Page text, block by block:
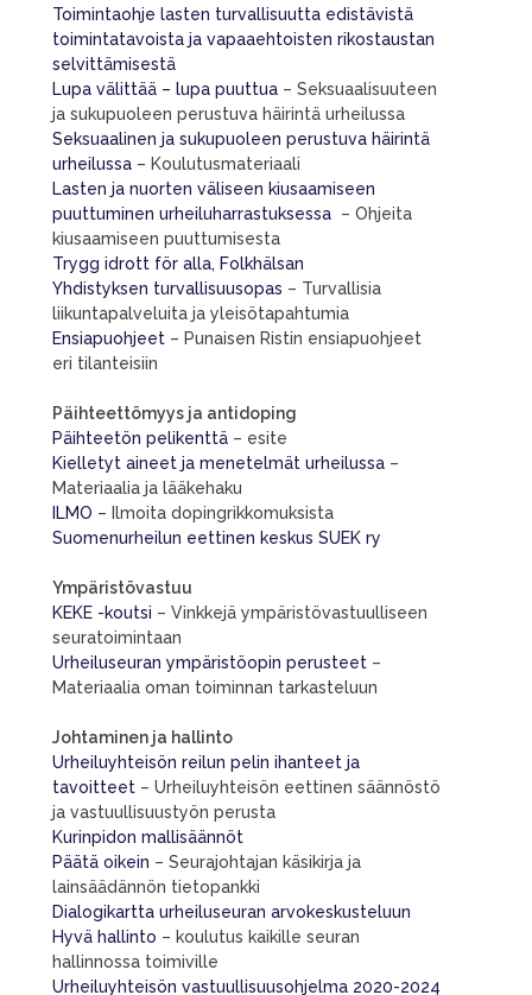
Toimintaohje lasten turvallisuutta edistävistä
toimintatavoista ja vapaaehtoisten rikostaustan
selvittämisestä
Lupa välittää – lupa puuttua – Seksuaalisuuteen
ja sukupuoleen perustuva häirintä urheilussa
Seksuaalinen ja sukupuoleen perustuva häirintä
urheilussa – Koulutusmateriaali
Lasten ja nuorten väliseen kiusaamiseen
puuttuminen urheiluharrastuksessa – Ohjeita
kiusaamiseen puuttumisesta
Trygg idrott för alla, Folkhälsan
Yhdistyksen turvallisuusopas – Turvallisia
liikuntapalveluita ja yleisötapahtumia
Ensiapuohjeet – Punaisen Ristin ensiapuohjeet
eri tilanteisiin
Päihteettömyys ja antidoping
Päihteetön pelikenttä – esite
Kielletyt aineet ja menetelmät urheilussa –
Materiaalia ja lääkehaku
ILMO – Ilmoita dopingrikkomuksista
Suomenurheilun eettinen keskus SUEK ry
Ympäristövastuu
KEKE -koutsi – Vinkkejä ympäristövastuulliseen
seuratoimintaan
Urheiluseuran ympäristöopin perusteet –
Materiaalia oman toiminnan tarkasteluun
Johtaminen ja hallinto
Urheiluyhteisön reilun pelin ihanteet ja
tavoitteet – Urheiluyhteisön eettinen säännöstö
ja vastuullisuustyön perusta
Kurinpidon mallisäännöt
Päätä oikein – Seurajohtajan käsikirja ja
lainsäädännön tietopankki
Dialogikartta urheiluseuran arvokeskusteluun
Hyvä hallinto – koulutus kaikille seuran
hallinnossa toimiville
Urheiluyhteisön vastuullisuusohjelma 2020-2024